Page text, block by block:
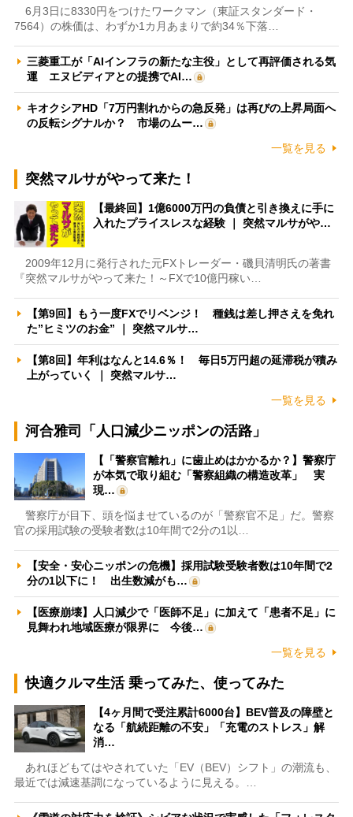
6月3日に8330円をつけたワークマン（東証スタンダード・
7564）の株価は、わずか1カ月あまりで約34％下落…
三菱重工が「AIインフラの新たな主役」として再評価される気
運 エヌビディアとの提携でAI…
キオクシアHD「7万円割れからの急反発」は再びの上昇局面へ
の反転シグナルか？ 市場のムー…
一覧を見る
突然マルサがやって来た！
【最終回】1億6000万円の負債と引き換えに手に
入れたプライスレスな経験 ｜ 突然マルサがや…
2009年12月に発行された元FXトレーダー・磯貝清明氏の著書
『突然マルサがやって来た！～FXで10億円稼い…
【第9回】もう一度FXでリベンジ！ 種銭は差し押さえを免れ
た”ヒミツのお金” ｜ 突然マルサ…
【第8回】年利はなんと14.6％！ 毎日5万円超の延滞税が積み
上がっていく ｜ 突然マルサ…
一覧を見る
河合雅司「人口減少ニッポンの活路」
【「警察官離れ」に歯止めはかかるか？】警察庁
が本気で取り組む「警察組織の構造改革」 実
現…
警察庁が目下、頭を悩ませているのが「警察官不足」だ。警察
官の採用試験の受験者数は10年間で2分の1以…
【安全・安心ニッポンの危機】採用試験受験者数は10年間で2
分の1以下に！ 出生数減がも…
【医療崩壊】人口減少で「医師不足」に加えて「患者不足」に
見舞われ地域医療が限界に 今後…
一覧を見る
快適クルマ生活 乗ってみた、使ってみた
【4ヶ月間で受注累計6000台】BEV普及の障壁と
なる「航続距離の不安」「充電のストレス」解
消…
あれほどもてはやされていた「EV（BEV）シフト」の潮流も、
最近では減速基調になっているように見える。…